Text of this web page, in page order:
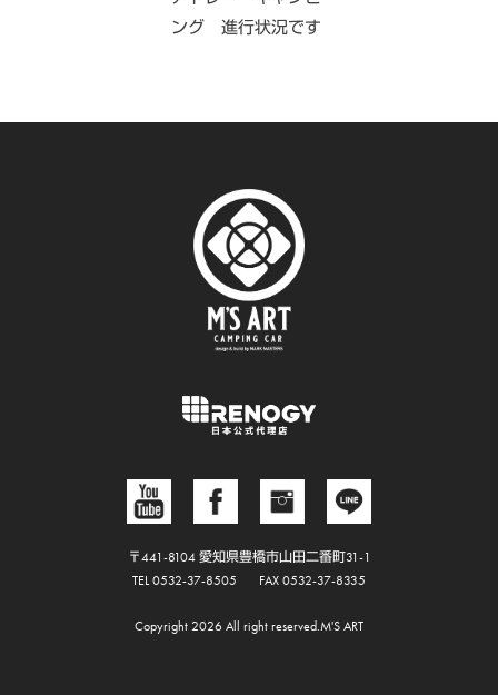
ング 進行状況です
〒441-8104 愛知県豊橋市山田二番町31-1
TEL 0532-37-8505
FAX 0532-37-8335
Copyright 2026 All right reserved.M'S ART